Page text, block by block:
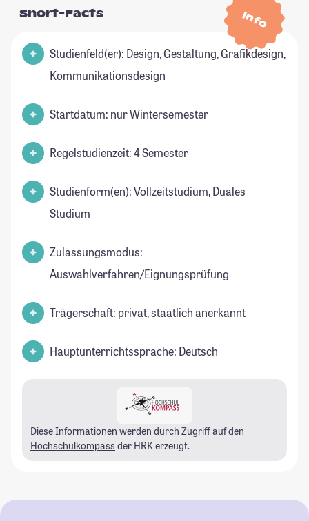
Info
Short-Facts
Studienfeld(er): Design, Gestaltung, Grafikdesign,
Kommunikationsdesign
Startdatum: nur Wintersemester
Regelstudienzeit: 4 Semester
Studienform(en): Vollzeitstudium, Duales
Studium
Zulassungsmodus:
Auswahlverfahren/Eignungsprüfung
Trägerschaft: privat, staatlich anerkannt
Hauptunterrichtssprache: Deutsch
Diese Informationen werden durch Zugriff auf den
Hochschulkompass der HRK erzeugt.